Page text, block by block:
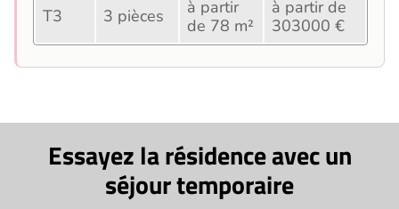
T3 3 pièces
à partir
de 78 m²
à partir de
303000 €
Essayez la résidence avec un
séjour temporaire